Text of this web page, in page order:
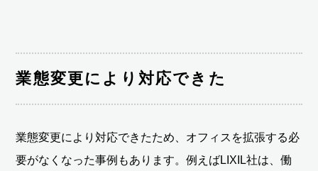
業態変更により対応できた
業態変更により対応できたため、オフィスを拡張する必
要がなくなった事例もあります。例えばLIXIL社は、働